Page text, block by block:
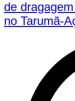
de
no Tarumã-